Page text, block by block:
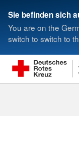
Sie befinden sich
You are on the
switch to switch to